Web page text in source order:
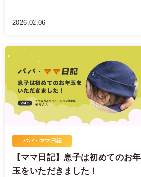
2026.02.06
パパ・ママ日記
【ママ日記】息子は初めてのお年
玉をいただきました！